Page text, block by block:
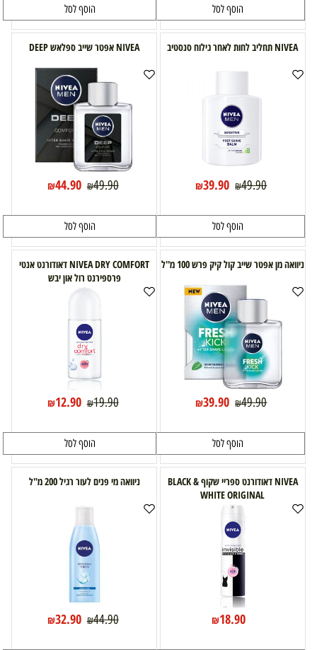
הוסף לסל הוסף לסל
NIVEA תחליב לחות לאחר גילוח סנסטיב
₪49.90
₪39.90
הוסף לסל
NIVEA אפטר שייב ספלאש DEEP
₪49.90
₪44.90
הוסף לסל
ניוואה מן אפטר שייב קול קיק פרש 100 מ''ל
₪49.90
₪39.90
הוסף לסל
NIVEA DRY COMFORT דאודורנט אנטי
פרספירנט רול און יבש
₪19.90
₪12.90
הוסף לסל
NIVEA דאודורנט ספריי שקוף BLACK &
WHITE ORIGINAL
₪18.90
ניוואה מי פנים לעור רגיל 200 מ"ל
₪44.90
₪32.90